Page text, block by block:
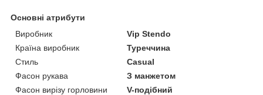
Основні атрибути
Виробник
Vip Stendo
Країна виробник
Туреччина
Стиль
Casual
Фасон рукава
З манжетом
Фасон вирізу горловини
V-подібний